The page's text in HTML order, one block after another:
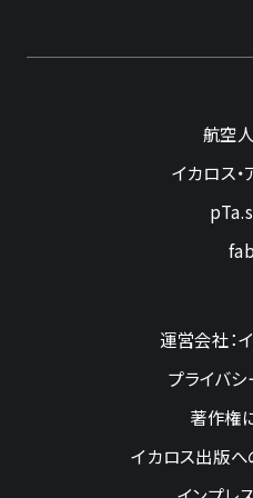
航空
イカロス
運営会社：
プライバ
著作権
イカロス出版